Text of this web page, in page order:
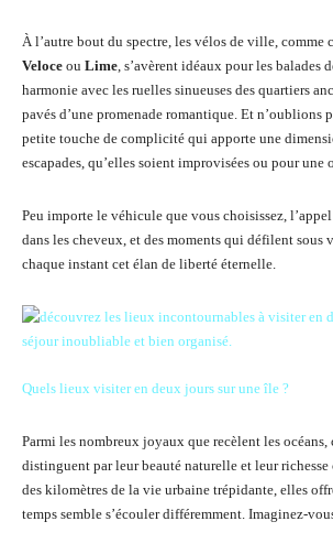
À l’autre bout du spectre, les vélos de ville, comme
Veloce ou Lime, s’avèrent idéaux pour les balades
harmonie avec les ruelles sinueuses des quartiers
pavés d’une promenade romantique. Et n’oublions
petite touche de complicité qui apporte une
escapades, qu’elles soient improvisées ou pour une
Peu importe le véhicule que vous choisissez,
dans les cheveux, et des moments qui défilent sous
chaque instant cet élan de liberté éternelle.
Quels lieux visiter en deux jours sur une île ?
Parmi les nombreux joyaux que recèlent les océans,
distinguent par leur beauté naturelle et leur
des kilomètres de la vie urbaine trépidante, elles
temps semble s’écouler différemment. Imaginez-